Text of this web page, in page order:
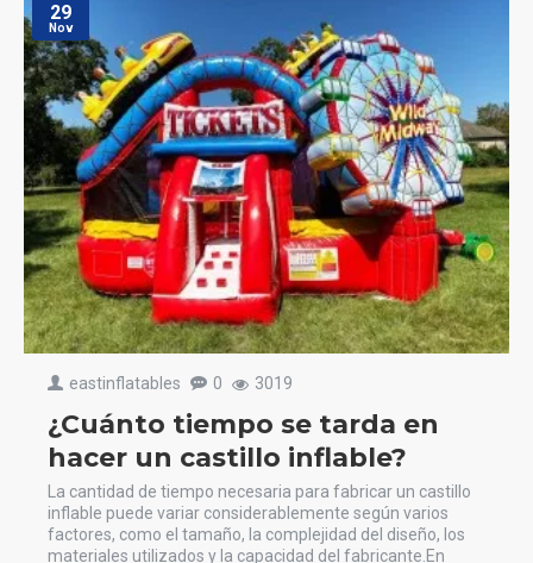
29
Nov
eastinflatables 0 3019
¿Cuánto tiempo se tarda en
hacer un castillo inflable?
La cantidad de tiempo necesaria para fabricar un castillo
inflable puede variar considerablemente según varios
factores, como el tamaño, la complejidad del diseño, los
materiales utilizados y la capacidad del fabricante.En